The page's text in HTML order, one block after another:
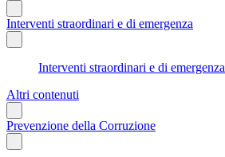
Interventi straordinari e di emergenza
Interventi straordinari e di emergenza
Altri contenuti
Prevenzione della Corruzione